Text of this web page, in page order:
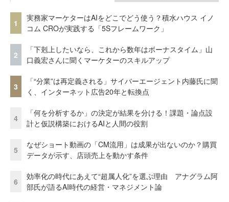
1
実務家マーケターはAIをどこでどう使う？積水ハウス イノ
コム CROが実践する「5Sフレームワーク」
2
「下剋上したいなら、これから数年はボーナスタイム」山
口義宏さんに聞くマーケターのスキルアップ
3
「“分業”は再定義される」サイバーエージェント内藤氏に聞
く、インターネット広告20年と転換点
4
「何を分析するか」の決定が結果を分ける！課題・論点設
計と仮説構築におけるAIと人間の役割
5
なぜショート動画の「CM流用」は成果が出ないのか？購買
データが示す、店頭売上を動かす条件
6
効率化の時代にあえて“超属人化”を選ぶ理由 アナグラム阿
部氏が語るAI時代の経営・マネジメント論